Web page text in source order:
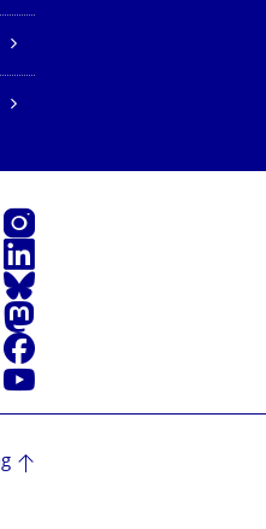
Instagram
LinkedIn
Bluesky
Mastodon
Facebook
Youtube